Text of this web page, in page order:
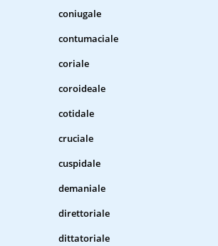
coniugale
contumaciale
coriale
coroideale
cotidale
cruciale
cuspidale
demaniale
direttoriale
dittatoriale